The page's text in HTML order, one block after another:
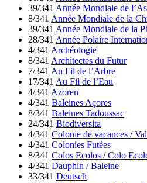
39/341 Année Mondiale de
8/341 Année Mondiale de la
39/341 Année Mondiale de la
28/341 Année Polaire
4/341 Archéologie
8/341 Architectes du Futur
7/341 Au Fil de l’Arbre
17/341 Au Fil de l’Eau
4/341 Azoren
4/341 Baleines Açores
8/341 Baleines Tadoussac
24/341 Biodiversita
4/341 Colonie de vacances /
4/341 Colonies Futées
8/341 Colos Ecolos / Colo
4/341 Dauphin / Baleine
33/341 Deutsch